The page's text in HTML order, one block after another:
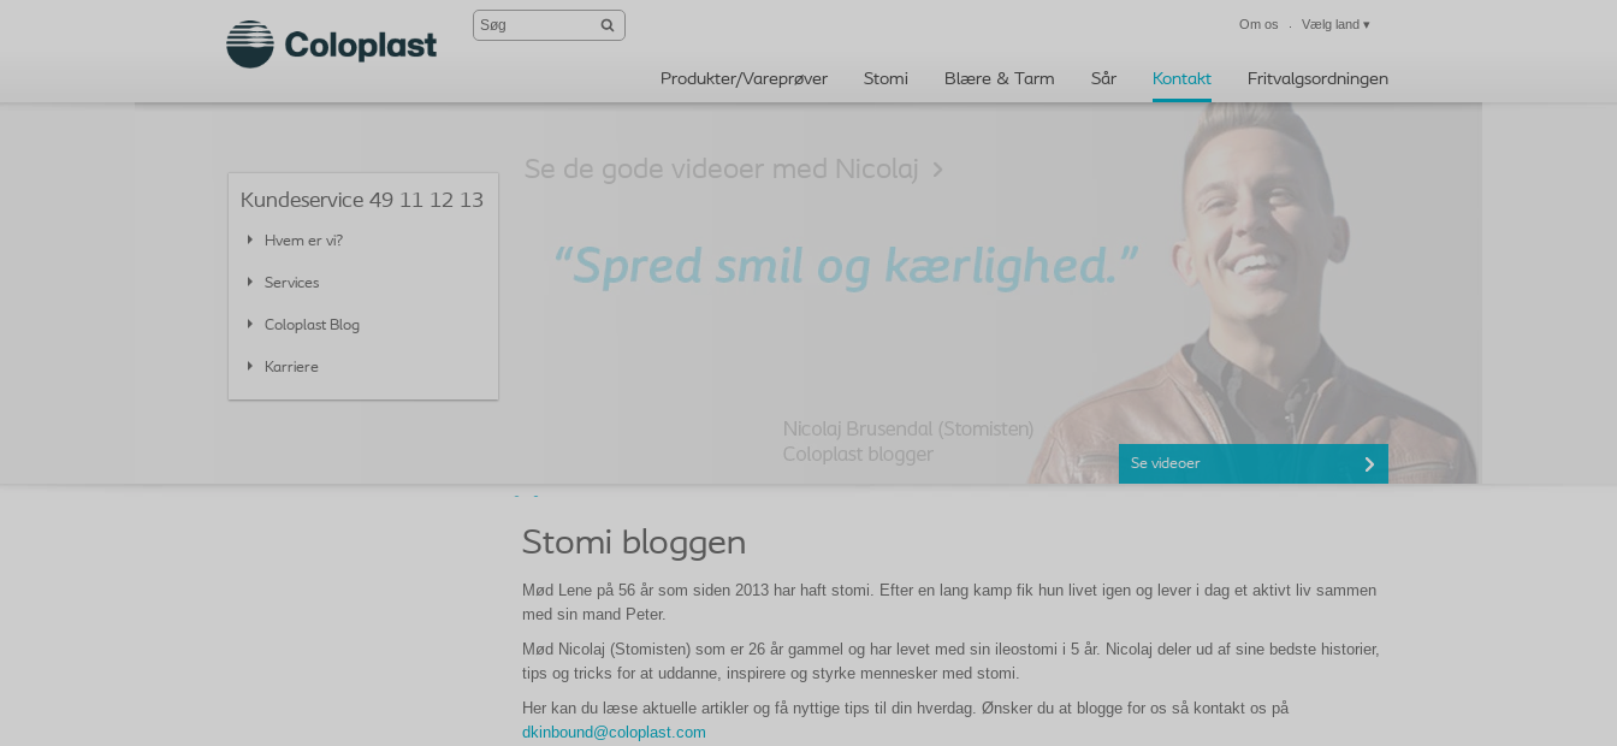
Luk
Om os Vælg land ▾
Produkter/Vareprøver Stomi Blære & Tarm Sår Kontakt Fritvalgsordningen
Kundeservice 49 11 12 13
Hvem er vi?
Services
Coloplast Blog
Karriere
Se de gode videoer med Nicolaj
Se videoer
Stomi bloggen
Mød Lene på 56 år som siden 2013 har haft stomi. Efter en lang kamp fik hun livet igen og lever i dag et aktivt liv sammen
med sin mand Peter.
Mød Nicolaj (Stomisten) som er 26 år gammel og har levet med sin ileostomi i 5 år. Nicolaj deler ud af sine bedste historier,
tips og tricks for at uddanne, inspirere og styrke mennesker med stomi.
Her kan du læse aktuelle artikler og få nyttige tips til din hverdag. Ønsker du at blogge for os så kontakt os på
dkinbound@coloplast.com